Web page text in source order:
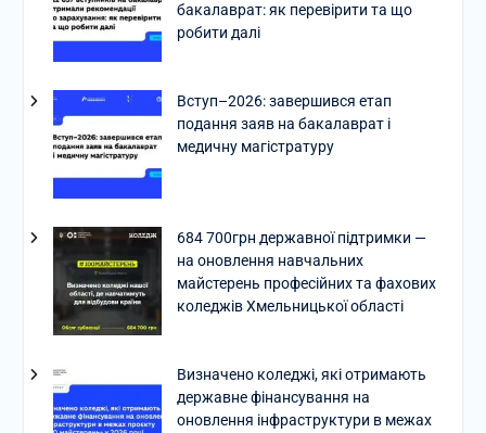
бакалаврат: як перевірити та що
робити далі
Вступ–2026: завершився етап
подання заяв на бакалаврат і
медичну магістратуру
684 700грн державної підтримки —
на оновлення навчальних
майстерень професійних та фахових
коледжів Хмельницької області
Визначено коледжі, які отримають
державне фінансування на
оновлення інфраструктури в межах